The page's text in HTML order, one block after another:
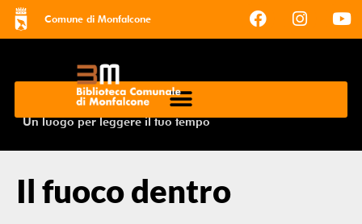
Comune di Monfalcone
Un luogo per leggere il tuo tempo
Il fuoco dentro